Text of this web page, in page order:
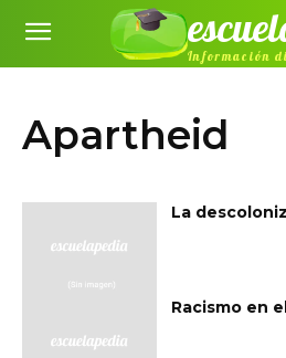
Información
Apartheid
La
Racismo en